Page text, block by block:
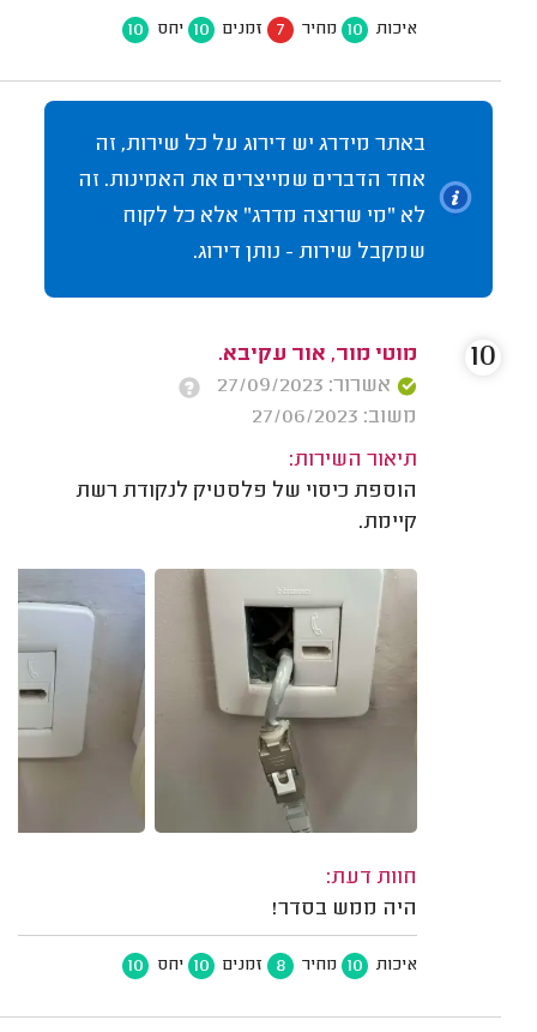
איכות 10 מחיר 7 זמנים 10 יחס 10
באתר מידרג יש דירוג על כל שירות, זה
אחד הדברים שמייצרים את האמינות. זה
לא "מי שרוצה מדרג" אלא כל לקוח
שמקבל שירות - נותן דירוג.
מוטי מור, אור עקיבא.
אשרור: 27/09/2023
משוב: 27/06/2023
תיאור השירות:
הוספת כיסוי של פלסטיק לנקודת רשת
קיימת.
חוות דעת:
היה ממש בסדר!
איכות 10 מחיר 8 זמנים 10 יחס 10
10